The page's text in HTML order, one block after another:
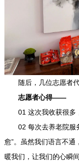
随后，几位志愿者代
志愿者心得——
01 这次我收获很多，
02 每次去养老院服务
愈”。虽然我们语言不
暖我们，让我们的心瞬